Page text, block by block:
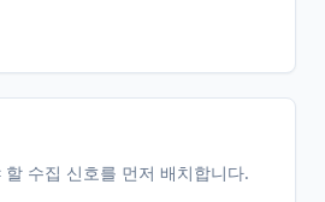
수집 신호를 먼저 배치합니다.